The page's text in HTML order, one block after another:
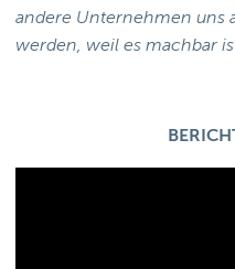
andere Unternehmen uns
werden, weil es machbar